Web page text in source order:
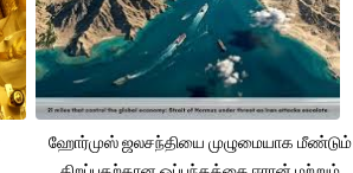
ஹோர்முஸ் ஜலசந்தியை முழுமையாக மீண்டும்